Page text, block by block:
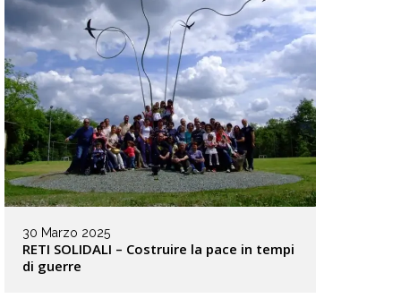
30 Marzo 2025
RETI SOLIDALI – Costruire la pace in tempi
di guerre